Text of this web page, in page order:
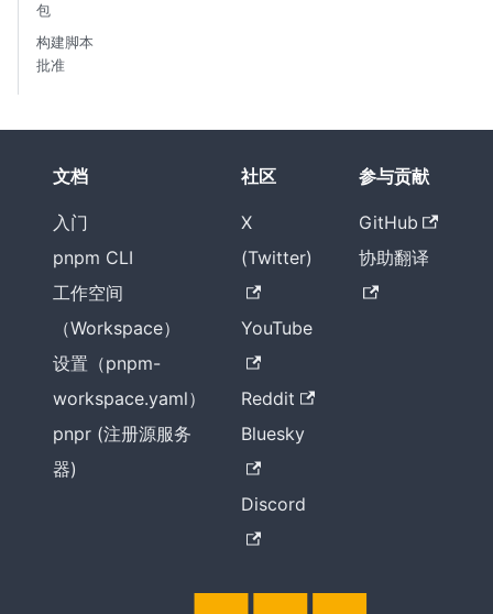
包
构建脚本
批准
文档
入门
pnpm CLI
工作空间
（Workspace）
设置（pnpm-
workspace.yaml）
pnpr (注册源服务
器)
社区
X
(Twitter)
YouTube
Reddit
Bluesky
Discord
参与贡献
GitHub
协助翻译